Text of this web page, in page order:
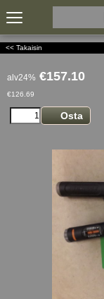
<< Takaisin
alv24% €157.10
€126.69
Osta